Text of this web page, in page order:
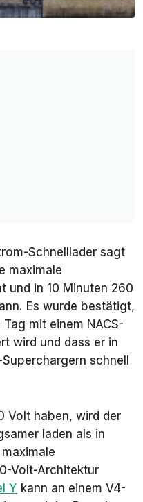
Schnelllader sagt
maximale
und in 10 Minuten 260
Es wurde bestätigt,
mit einem NACS-
wird und dass er in
schnell
Volt haben, wird der
laden als in
Volt-Architektur
Y kann an einem V4-